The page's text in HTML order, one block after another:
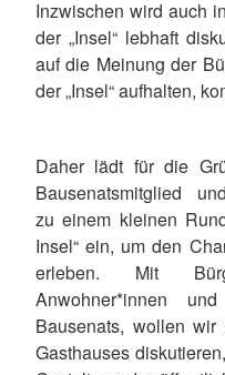
Inzwischen wird auch
der „Insel“ lebhaft
auf die Meinung der
der „Insel“ aufhalten,
Daher lädt für die
Bausenatsmitglied
zu einem kleinen
Insel“ ein, um den
erleben. Mit
Anwohner*innen
Bausenats, wollen
Gasthauses